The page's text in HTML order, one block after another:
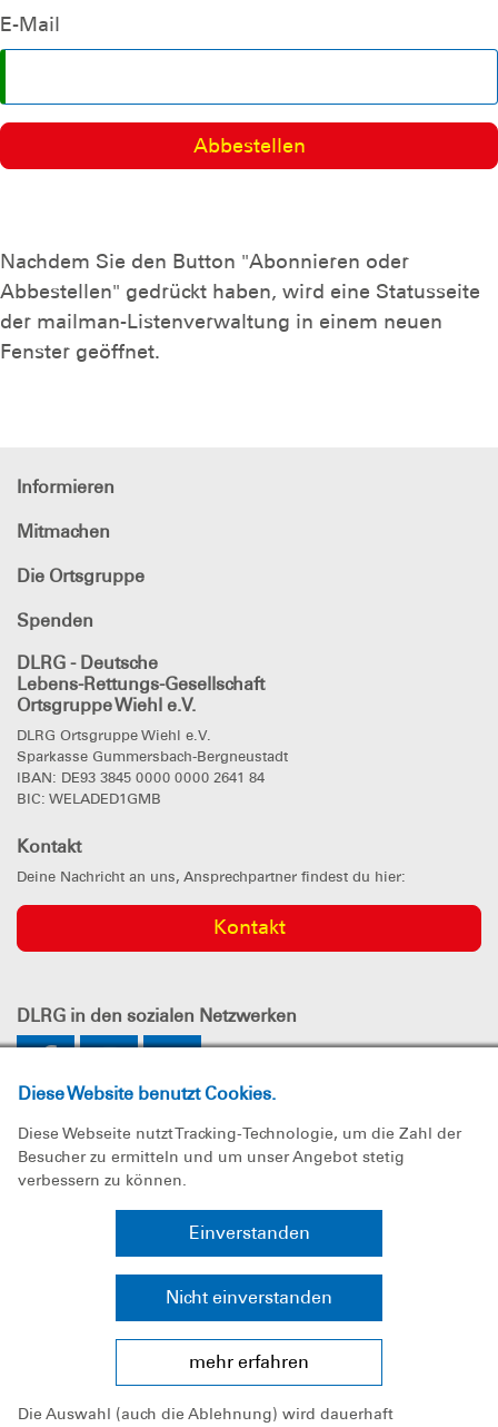
E-Mail
Nachdem Sie den Button "Abonnieren oder
Abbestellen" gedrückt haben, wird eine Statusseite
der mailman-Listenverwaltung in einem neuen
Fenster geöffnet.
Diese Website benutzt Cookies.
Diese Webseite nutzt Tracking-Technologie, um die Zahl der
Besucher zu ermitteln und um unser Angebot stetig
verbessern zu können.
Einverstanden
Nicht einverstanden
mehr erfahren
Die Auswahl (auch die Ablehnung) wird dauerhaft
Informieren
Mitmachen
Die Ortsgruppe
Spenden
DLRG - Deutsche
Lebens-Rettungs-Gesellschaft
Ortsgruppe Wiehl e.V.
DLRG Ortsgruppe Wiehl e.V.
Sparkasse Gummersbach-Bergneustadt
IBAN: DE93 3845 0000 0000 2641 84
BIC: WELADED1GMB
Kontakt
Deine Nachricht an uns, Ansprechpartner findest du hier:
Kontakt
DLRG in den sozialen Netzwerken
Landesverband Nordrhein e.V.